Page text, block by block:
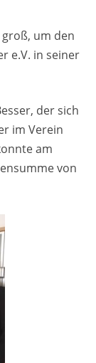
um den
e.V. in sei­ner
der sich
im Ver­ein
am
von